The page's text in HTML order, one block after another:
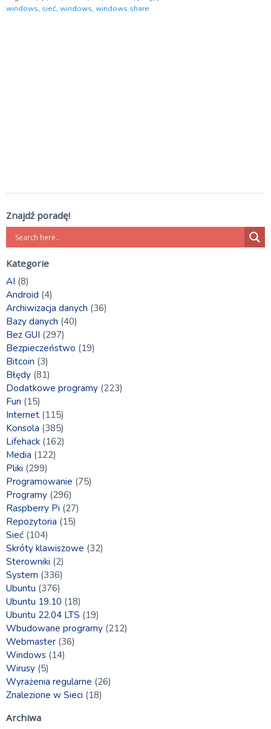
windows, sieć, windows, windows share
Znajdź poradę!
Kategorie
AI (8)
Android (4)
Archiwizacja danych (36)
Bazy danych (40)
Bez GUI (297)
Bezpieczeństwo (19)
Bitcoin (3)
Błędy (81)
Dodatkowe programy (223)
Fun (15)
Internet (115)
Konsola (385)
Lifehack (162)
Media (122)
Pliki (299)
Programowanie (75)
Programy (296)
Raspberry Pi (27)
Repozytoria (15)
Sieć (104)
Skróty klawiszowe (32)
Sterowniki (2)
System (336)
Ubuntu (376)
Ubuntu 19.10 (18)
Ubuntu 22.04 LTS (19)
Wbudowane programy (212)
Webmaster (36)
Windows (14)
Wirusy (5)
Wyrażenia regularne (26)
Znalezione w Sieci (18)
Archiwa